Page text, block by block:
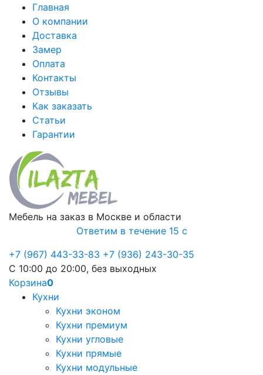
Главная
О компании
Доставка
Замер
Оплата
Контакты
Отзывы
Как заказать
Статьи
Гарантии
Мебель на заказ в Москве и области
Ответим в течение 15 с
+7 (967) 443-33-83 +7 (936) 243-30-35
С 10:00 до 20:00, без выходных
Корзина0
Кухни
Кухни эконом
Кухни премиум
Кухни угловые
Кухни прямые
Кухни модульные